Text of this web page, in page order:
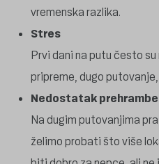
vremenska razlika.
Stres
Prvi dani na putu često
pripreme, dugo
Nedostatak
Na dugim putovanjima
želimo probati što više